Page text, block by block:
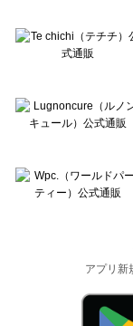
アプリ新